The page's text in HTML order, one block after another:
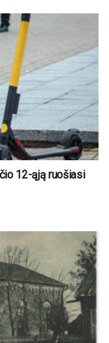
12-ąją ruošiasi